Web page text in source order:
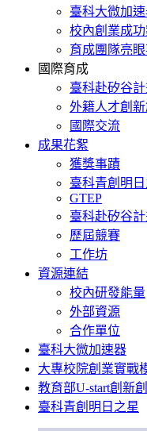
臺科大微加
校內創業成功
育成團隊亮
國際育成
臺科赴矽谷
外籍人才創
國際交流
成果花絮
獲獎事蹟
臺科青創明日
GTEP
臺科赴矽谷
歷屆競賽
工作坊
資源連結
校內研發能量
外部資源
合作單位
臺科大微加速器
大專校院創業實戰
教育部U-start創新
臺科青創明日之星